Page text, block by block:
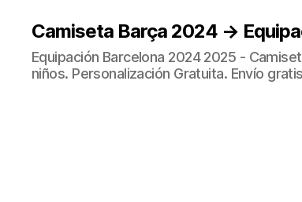
Camiseta Barça 2024 →
Equipación Barcelona 2024 2025 -
niños. Personalización Gratuita. Envío